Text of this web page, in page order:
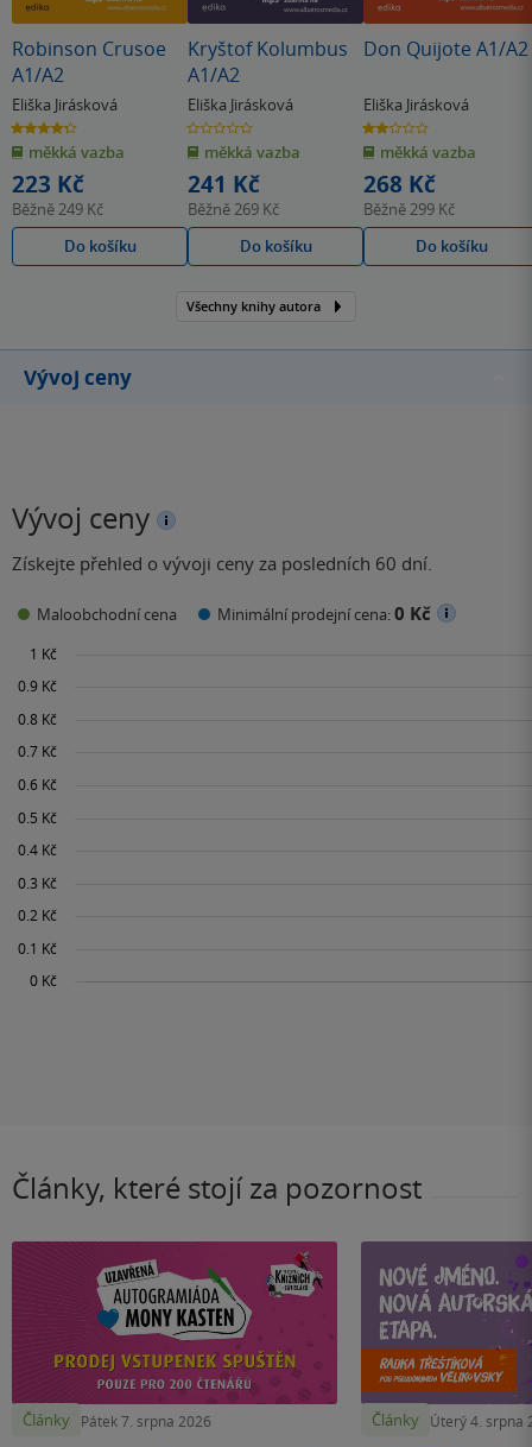
Robinson Crusoe
A1/A2
Eliška Jirásková
4.3
z
5
hvězdiček
měkká vazba
223 Kč
Běžně249 Kč
Do košíku
Kryštof Kolumbus
A1/A2
Eliška Jirásková
0.0
z
5
hvězdiček
měkká vazba
241 Kč
Běžně269 Kč
Do košíku
Don Quijote A1/A2
Eliška Jirásková
2.0
z
5
hvězdiček
měkká vazba
268 Kč
Běžně299 Kč
Do košíku
Všechny knihy autora
Vývoj ceny
Vývoj ceny
Získejte přehled o vývoji ceny za posledních 60 dní.
Maloobchodní cena Minimální prodejní cena:0 Kč
Články, které stojí za pozornost
Články Pátek 7. srpna 2026 Články Úterý 4. srpna